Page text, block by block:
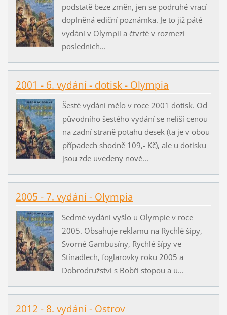
podstatě beze změn, jen se podruhé vrací
doplněná ediční poznámka. Je to již páté
vydání v Olympii a čtvrté v rozmezí
posledních...
2001 - 6. vydání - dotisk - Olympia
Šesté vydání mělo v roce 2001 dotisk. Od
původního šestého vydání se neliší cenou
na zadní straně potahu desek (ta je v obou
případech shodně 109,- Kč), ale u dotisku
jsou zde uvedeny nově...
2005 - 7. vydání - Olympia
Sedmé vydání vyšlo u Olympie v roce
2005. Obsahuje reklamu na Rychlé šípy,
Svorné Gambusíny, Rychlé šípy ve
Stínadlech, foglarovky roku 2005 a
Dobrodružství s Bobří stopou a u...
2012 - 8. vydání - Ostrov